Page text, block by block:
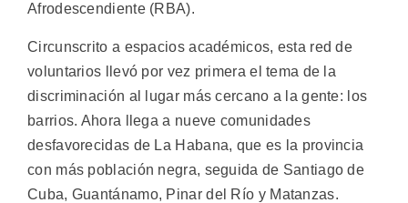
Afrodescendiente (RBA).
Circunscrito a espacios académicos, esta red de
voluntarios llevó por vez primera el tema de la
discriminación al lugar más cercano a la gente: los
barrios. Ahora llega a nueve comunidades
desfavorecidas de La Habana, que es la provincia
con más población negra, seguida de Santiago de
Cuba, Guantánamo, Pinar del Río y Matanzas.